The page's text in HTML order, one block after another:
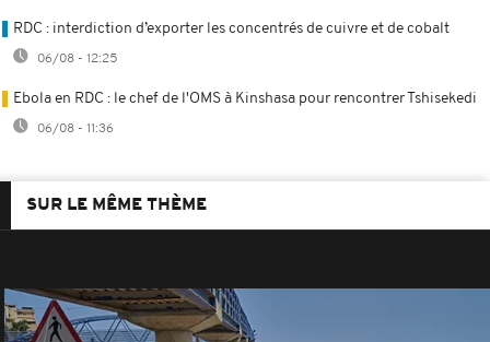
RDC : interdiction d’exporter les concentrés de cuivre et de cobalt
06/08 - 12:25
Ebola en RDC : le chef de l'OMS à Kinshasa pour rencontrer Tshisekedi
06/08 - 11:36
SUR LE MÊME THÈME